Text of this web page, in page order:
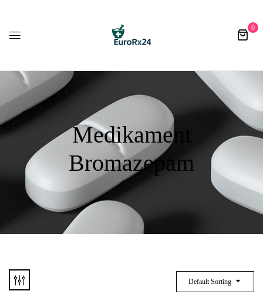
0
Medikament
Bromazepam
Default Sorting